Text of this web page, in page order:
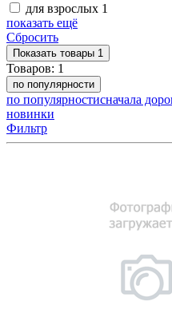
для взрослых 1
показать ещё
Сбросить
Показать товары 1
Товаров: 1
по популярности
по популярностисначала
новинки
Фильтр